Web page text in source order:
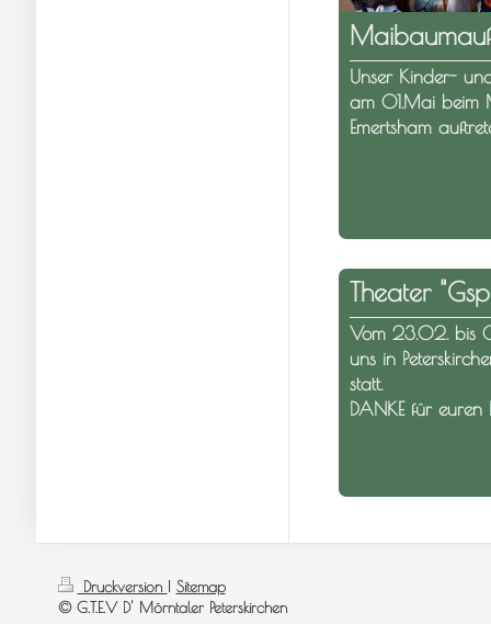
Unser Kinder-
am 01.Mai beim
Emertsham
Theater
Vom 23.02. bis
uns in
statt.
DANKE für euren
Druckversion
Sitemap
© G.T.E.V D' Mörntaler Peterskirchen